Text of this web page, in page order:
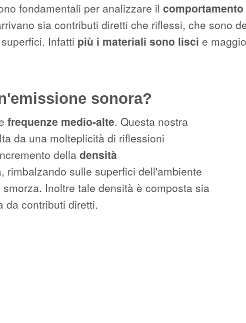
fondamentali per analizzare il
sia contributi diretti che riflessi, che sono
Infatti più i materiali sono lisci e
sonora?
frequenze medio-alte. Questa nostra
da una molteplicità di riflessioni
della densità
rimbalzando sulle superfici dell'ambiente
Inoltre tale densità è composta sia
da contributi diretti.